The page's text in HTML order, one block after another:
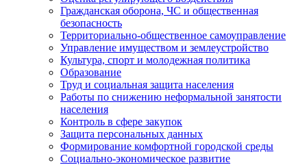
Гражданская оборона, ЧС и общественная
безопасность
Территориально-общественное самоуправление
Управление имуществом и землеустройство
Культура, спорт и молодежная политика
Образование
Труд и социальная защита населения
Работы по снижению неформальной занятости
населения
Контроль в сфере закупок
Защита персональных данных
Формирование комфортной городской среды
Социально-экономическое развитие